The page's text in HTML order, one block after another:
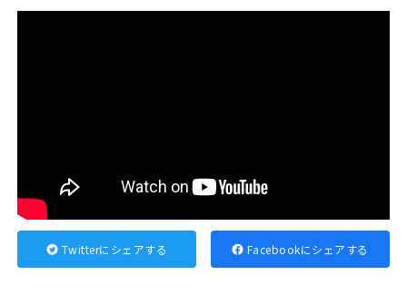
Twitterにシェアする Facebookにシェアする